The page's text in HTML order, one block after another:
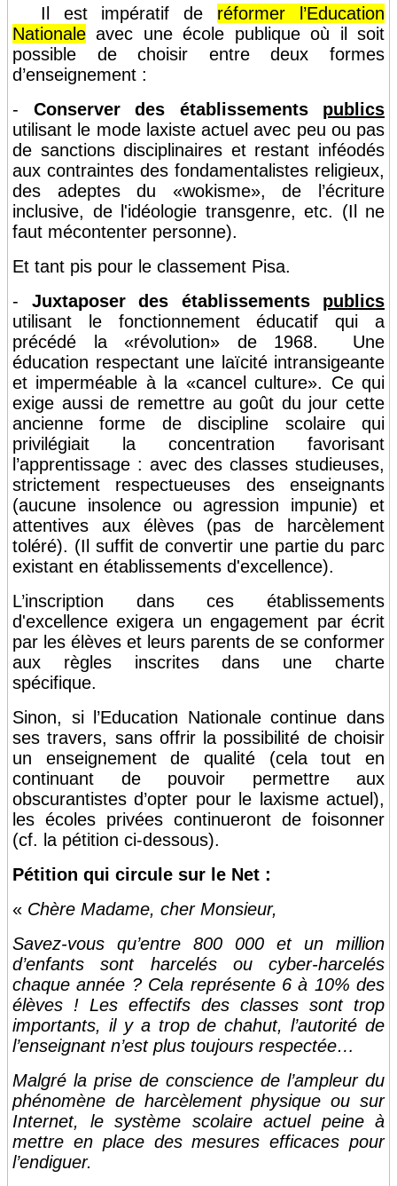
Il est impératif de réformer l’Education
Nationale avec une école publique où il soit
possible de choisir entre deux formes
d’enseignement :
- Conserver des établissements publics
utilisant le mode laxiste actuel avec peu ou pas
de sanctions disciplinaires et restant inféodés
aux contraintes des fondamentalistes religieux,
des adeptes du «wokisme», de l’écriture
inclusive, de l'idéologie transgenre, etc. (Il ne
faut mécontenter personne).
Et tant pis pour le classement Pisa.
- Juxtaposer des établissements publics
utilisant le fonctionnement éducatif qui a
précédé la «révolution» de 1968. Une
éducation respectant une laïcité intransigeante
et imperméable à la «cancel culture». Ce qui
exige aussi de remettre au goût du jour cette
ancienne forme de discipline scolaire qui
privilégiait la concentration favorisant
l’apprentissage : avec des classes studieuses,
strictement respectueuses des enseignants
(aucune insolence ou agression impunie) et
attentives aux élèves (pas de harcèlement
toléré). (Il suffit de convertir une partie du parc
existant en établissements d'excellence).
L’inscription dans ces établissements
d'excellence exigera un engagement par écrit
par les élèves et leurs parents de se conformer
aux règles inscrites dans une charte
spécifique.
Sinon, si l’Education Nationale continue dans
ses travers, sans offrir la possibilité de choisir
un enseignement de qualité (cela tout en
continuant de pouvoir permettre aux
obscurantistes d’opter pour le laxisme actuel),
les écoles privées continueront de foisonner
(cf. la pétition ci-dessous).
Pétition qui circule sur le Net :
« Chère Madame, cher Monsieur,
Savez-vous qu’entre 800 000 et un million
d’enfants sont harcelés ou cyber-harcelés
chaque année ? Cela représente 6 à 10% des
élèves ! Les effectifs des classes sont trop
importants, il y a trop de chahut, l’autorité de
l’enseignant n’est plus toujours respectée…
Malgré la prise de conscience de l’ampleur du
phénomène de harcèlement physique ou sur
Internet, le système scolaire actuel peine à
mettre en place des mesures efficaces pour
l’endiguer.